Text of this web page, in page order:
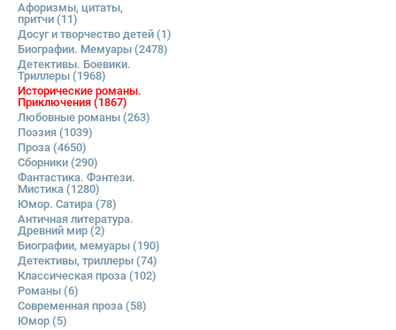
Афоризмы, цитаты,
притчи (11)
Досуг и творчество детей (1)
Биографии. Мемуары (2478)
Детективы. Боевики.
Триллеры (1968)
Исторические романы.
Приключения (1867)
Любовные романы (263)
Поэзия (1039)
Проза (4650)
Сборники (290)
Фантастика. Фэнтези.
Мистика (1280)
Юмор. Сатира (78)
Античная литература.
Древний мир (2)
Биографии, мемуары (190)
Детективы, триллеры (74)
Классическая проза (102)
Романы (6)
Современная проза (58)
Юмор (5)